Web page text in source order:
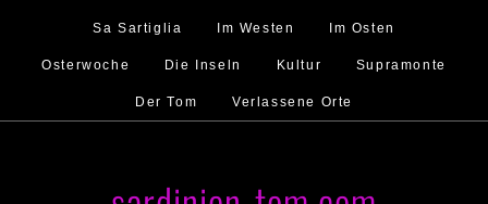
Sa Sartiglia Im Westen Im Osten
Osterwoche Die Inseln Kultur Supramonte
Der Tom Verlassene Orte